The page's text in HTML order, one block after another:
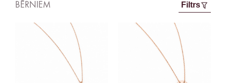
BĒRNIEM Filtrs